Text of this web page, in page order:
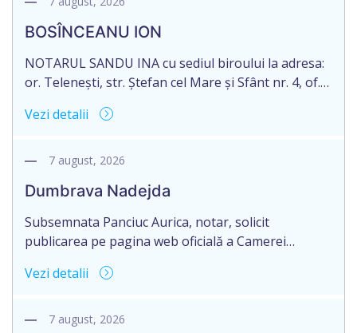
/doisprezece ianuarie anul două mii douăzeci și
șase/. Eliberarea certificatului de moștenitor este
[…]
BOSÎNCEANU ION
NOTARUL SANDU INA cu sediul biroului la adresa:
or. Telenești, str. Ștefan cel Mare și Sfânt nr. 4, of.
succesorale în urma decesului cet. BOSÎNCEANU
0991201351317, decedat/ă la data de 15.05.2021
Eliberarea certificatului de moștenitor este […]
Vezi detalii
7 august, 2026
Dumbrava Nadejda
Subsemnata Panciuc Aurica, notar, solicit
publicarea pe pagina web oficială a Camerei
deschiderea procedurii succesorale cu următorul
succesorale Notarul Panciuc Aurica, cu sediul
Vezi detalii
7 august, 2026